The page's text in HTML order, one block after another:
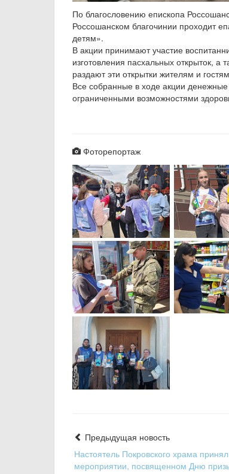
По благословению епископа
Россошанском благочинии проходит
детям».
В акции принимают участие
изготовления пасхальных открыток, а
раздают эти открытки жителям и
Все собранные в ходе акции
ограниченными возможностями
Фоторепортаж
Предыдущая новость
Настоятель Покровского храма
мероприятии, посвященном Дню